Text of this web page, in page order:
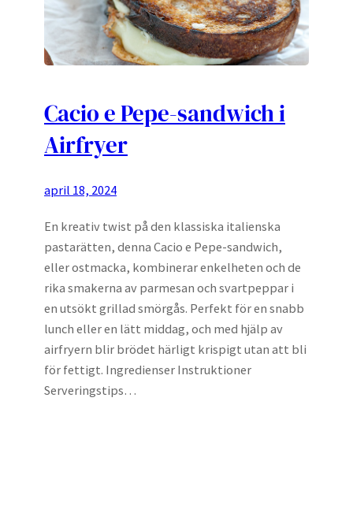
Cacio e Pepe-sandwich i
Airfryer
april 18, 2024
En kreativ twist på den klassiska italienska
pastarätten, denna Cacio e Pepe-sandwich,
eller ostmacka, kombinerar enkelheten och de
rika smakerna av parmesan och svartpeppar i
en utsökt grillad smörgås. Perfekt för en snabb
lunch eller en lätt middag, och med hjälp av
airfryern blir brödet härligt krispigt utan att bli
för fettigt. Ingredienser Instruktioner
Serveringstips…